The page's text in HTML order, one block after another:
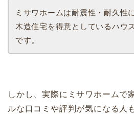
ミサワホームは耐震性・耐久性
木造住宅を得意としているハウ
です。
しかし、実際にミサワホームで
ルな口コミや評判が気になる人